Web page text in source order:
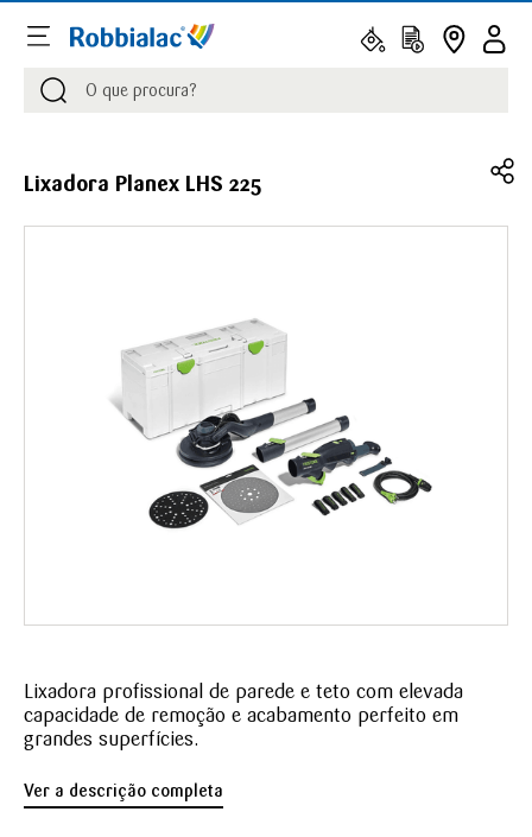
Procurar
Procurar
Lixadora Planex LHS 225
Lixadora profissional de parede e teto com elevada
capacidade de remoção e acabamento perfeito em
grandes superfícies.
Ver a descrição completa